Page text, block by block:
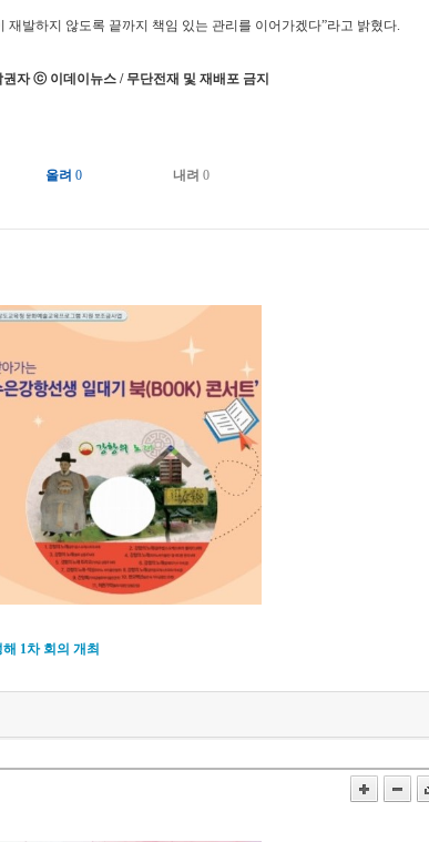
재발하지 않도록 끝까지 책임 있는 관리를 이어가겠다”라고 밝혔다.
권자 ⓒ 이데이뉴스 / 무단전재 및 재배포 금지
올려 0 내려 0
1차 회의 개최